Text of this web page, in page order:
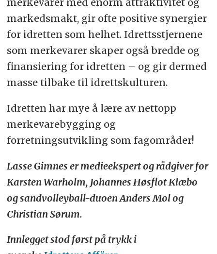
markedsmakt, gir ofte positive synergier
for idretten som helhet. Idrettsstjernene
som merkevarer skaper også bredde og
finansiering for idretten – og gir dermed
masse tilbake til idrettskulturen.
Idretten har mye å lære av nettopp
merkevarebygging og
forretningsutvikling som fagområder!
Lasse Gimnes er medieekspert og rådgiver for
Karsten Warholm, Johannes Høsflot Klæbo
og sandvolleyball-duoen Anders Mol og
Christian Sørum.
Innlegget stod først på trykk i